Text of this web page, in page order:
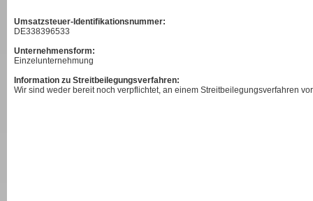
Umsatzsteuer-Identifikationsnummer:
DE338396533
Unternehmensform:
Einzelunternehmung
Information zu Streitbeilegungsverfahren:
Wir sind weder bereit noch verpflichtet, an einem Streitbeilegungsverfahren